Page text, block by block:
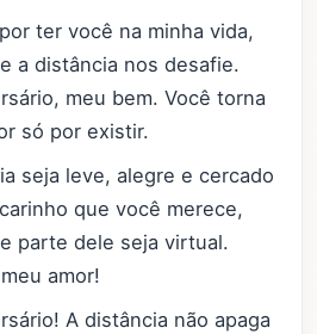
ter você na minha vida,
a distância nos desafie.
meu bem. Você torna
só por existir.
seja leve, alegre e cercado
que você merece,
parte dele seja virtual.
amor!
A distância não apaga